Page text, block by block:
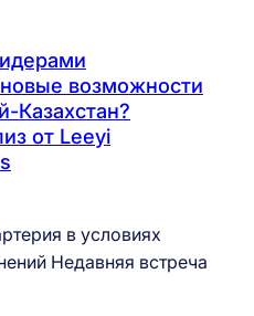
возможности
Казахстан?
от Leeyi
в условиях
Недавняя встреча